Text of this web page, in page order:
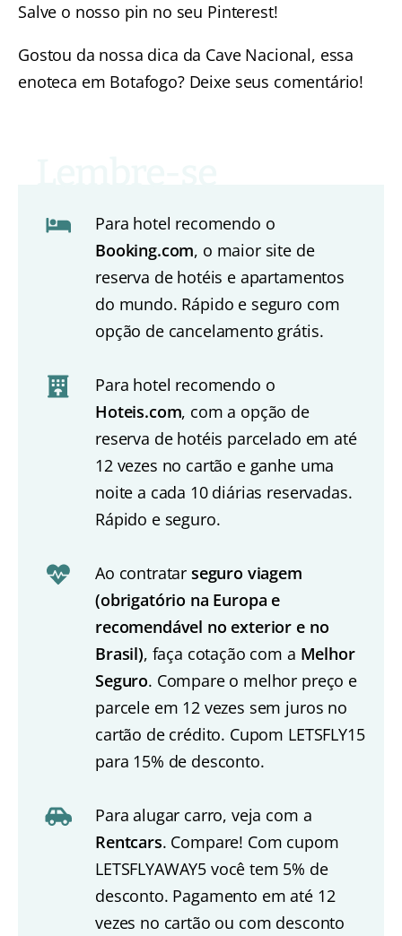
Salve o nosso pin no seu Pinterest!
Gostou da nossa dica da Cave Nacional, essa
enoteca em Botafogo? Deixe seus comentário!
Para hotel recomendo o
Booking.com, o maior site de
reserva de hotéis e apartamentos
do mundo. Rápido e seguro com
opção de cancelamento grátis.
Para hotel recomendo o
Hoteis.com, com a opção de
reserva de hotéis parcelado em até
12 vezes no cartão e ganhe uma
noite a cada 10 diárias reservadas.
Rápido e seguro.
Ao contratar seguro viagem
(obrigatório na Europa e
recomendável no exterior e no
Brasil), faça cotação com a Melhor
Seguro. Compare o melhor preço e
parcele em 12 vezes sem juros no
cartão de crédito. Cupom LETSFLY15
para 15% de desconto.
Para alugar carro, veja com a
Rentcars. Compare! Com cupom
LETSFLYAWAY5 você tem 5% de
desconto. Pagamento em até 12
vezes no cartão ou com desconto